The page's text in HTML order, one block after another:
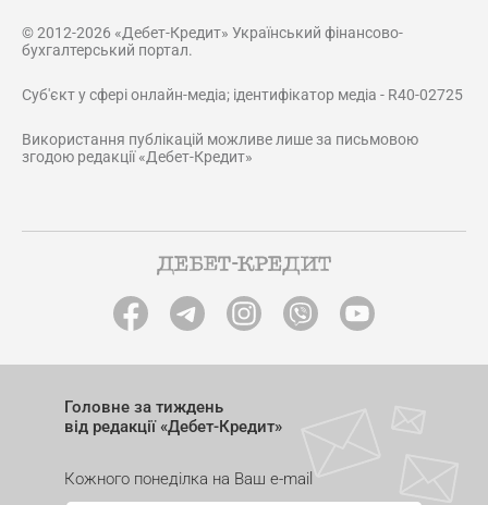
© 2012-2026 «Дебет-Кредит» Український фінансово-
бухгалтерський портал.
Суб'єкт у сфері онлайн-медіа; ідентифікатор медіа - R40-02725
Використання публікацій можливе лише за письмовою
згодою редакції «Дебет-Кредит»
Головне за тиждень
від редакції «Дебет-Кредит»
Кожного понеділка на Ваш e-mail